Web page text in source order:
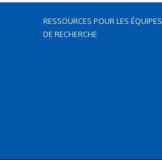
RESSOURCES POUR LES ÉQUIPES
DE RECHERCHE